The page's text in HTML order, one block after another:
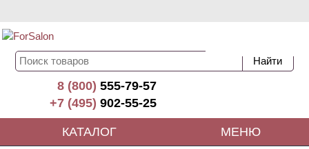
8 (800)555-79-57
+7 (495)902-55-25
КАТАЛОГ МЕНЮ